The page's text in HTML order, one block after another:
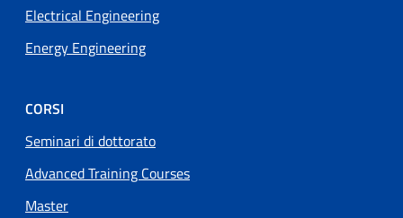
Electrical Engineering
Energy Engineering
CORSI
Seminari di dottorato
Advanced Training Courses
Master